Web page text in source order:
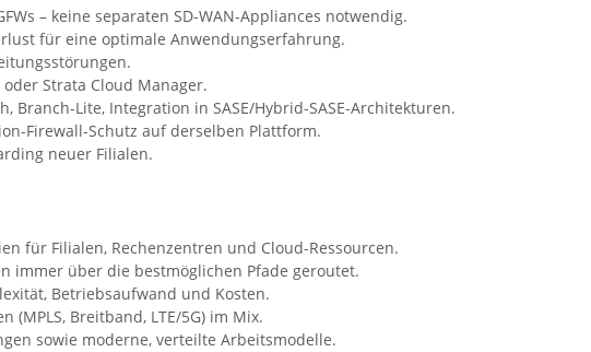
– keine separaten SD-WAN-Appliances notwendig.
für eine optimale Anwendungserfahrung.
Strata Cloud Manager.
Branch-Lite, Integration in SASE/Hybrid-SASE-Architekturen.
Firewall-Schutz auf derselben Plattform.
neuer Filialen.
für Filialen, Rechenzentren und Cloud-Ressourcen.
immer über die bestmöglichen Pfade geroutet.
Betriebsaufwand und Kosten.
Breitband, LTE/5G) im Mix.
sowie moderne, verteilte Arbeitsmodelle.